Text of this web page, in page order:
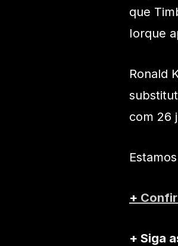
que
Iorque
Ronald
com 26
+
+ Siga